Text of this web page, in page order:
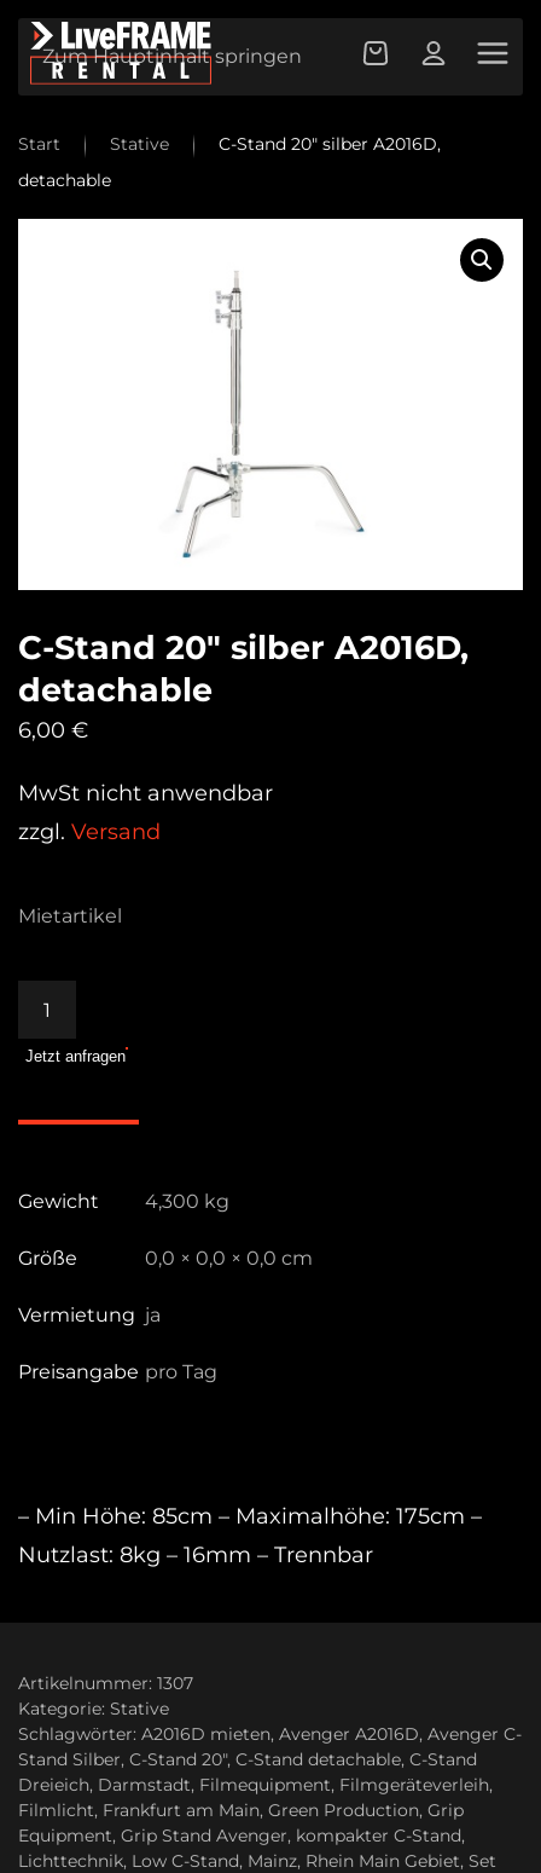
Zum Hauptinhalt springen
Start Stative
C-Stand 20″ silber A2016D,
detachable
C-Stand 20″ silber A2016D,
detachable
6,00 €
MwSt nicht anwendbar
zzgl. Versand
Mietartikel
20"
A2016D,
Menge
Jetzt anfragen
Gewicht 4,300 kg
Größe 0,0 × 0,0 × 0,0 cm
Vermietung ja
Preisangabe pro Tag
– Min Höhe: 85cm – Maximalhöhe: 175cm –
Nutzlast: 8kg – 16mm – Trennbar
Artikelnummer: 1307
Kategorie: Stative
Schlagwörter: A2016D mieten, Avenger A2016D, Avenger C-
Stand Silber, C-Stand 20″, C-Stand detachable, C-Stand
Dreieich, Darmstadt, Filmequipment, Filmgeräteverleih,
Filmlicht, Frankfurt am Main, Green Production, Grip
Equipment, Grip Stand Avenger, kompakter C-Stand,
Lichttechnik, Low C-Stand, Mainz, Rhein Main Gebiet, Set